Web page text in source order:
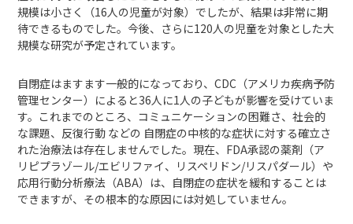
規模は小さく（16人の児童が対象）でしたが、結果は非常に期
待できるものでした。今後、さらに120人の児童を対象とした大
規模な研究が予定されています。
自閉症はますます一般的になっており、CDC（アメリカ疾病予防
管理センター）によると36人に1人の子どもが影響を受けていま
す。これまでのところ、コミュニケーションの困難さ、社会的
な課題、反復行動 などの 自閉症の中核的な症状に対する確立さ
れた治療法は存在しませんでした。現在、FDA承認の薬剤（ア
リピプラゾール/エビリファイ、リスペリドン/リスパダール）や
応用行動分析療法（ABA）は、自閉症の症状を緩和することは
できますが、その根本的な原因には対処していません。